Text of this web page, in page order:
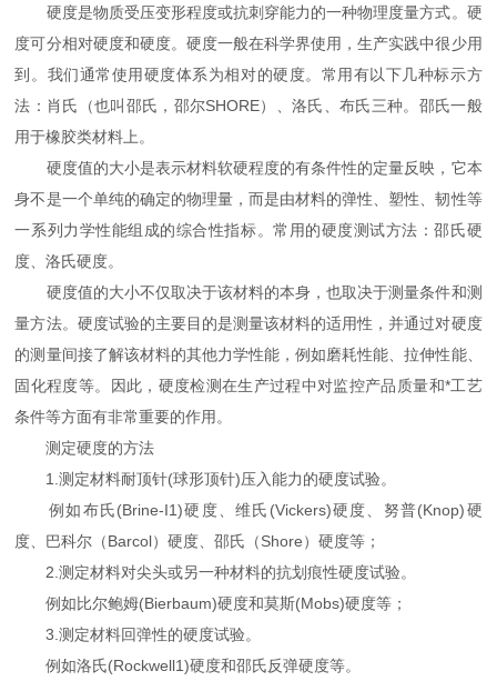
硬度是物质受压变形程度或抗刺穿能力的一种物理度量方式。硬
度可分相对硬度和硬度。硬度一般在科学界使用，生产实践中很少用
到。我们通常使用硬度体系为相对的硬度。常用有以下几种标示方
法：肖氏（也叫邵氏，邵尔SHORE）、洛氏、布氏三种。邵氏一般
用于橡胶类材料上。
硬度值的大小是表示材料软硬程度的有条件性的定量反映，它本
身不是一个单纯的确定的物理量，而是由材料的弹性、塑性、韧性等
一系列力学性能组成的综合性指标。常用的硬度测试方法：邵氏硬
度、洛氏硬度。
硬度值的大小不仅取决于该材料的本身，也取决于测量条件和测
量方法。硬度试验的主要目的是测量该材料的适用性，并通过对硬度
的测量间接了解该材料的其他力学性能，例如磨耗性能、拉伸性能、
固化程度等。因此，硬度检测在生产过程中对监控产品质量和*工艺
条件等方面有非常重要的作用。
测定硬度的方法
1.测定材料耐顶针(球形顶针)压入能力的硬度试验。
例如布氏(Brine-I1)硬度、维氏(Vickers)硬度、努普(Knop)硬
度、巴科尔（Barcol）硬度、邵氏（Shore）硬度等；
2.测定材料对尖头或另一种材料的抗划痕性硬度试验。
例如比尔鲍姆(Bierbaum)硬度和莫斯(Mobs)硬度等；
3.测定材料回弹性的硬度试验。
例如洛氏(Rockwell1)硬度和邵氏反弹硬度等。